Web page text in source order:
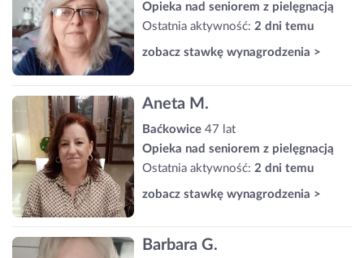
Opieka nad seniorem z pielęgnacją
Ostatnia aktywność: 2 dni temu
zobacz stawkę wynagrodzenia >
Aneta M.
Baćkowice 47 lat
Opieka nad seniorem z pielęgnacją
Ostatnia aktywność: 2 dni temu
zobacz stawkę wynagrodzenia >
Barbara G.